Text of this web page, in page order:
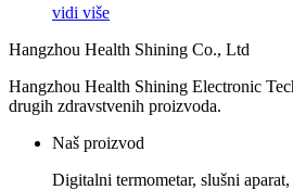
vidi više
Hangzhou Health Shining Co., Ltd
Hangzhou Health Shining Electronic
drugih zdravstvenih proizvoda.
Naš proizvod
Digitalni termometar, slušni